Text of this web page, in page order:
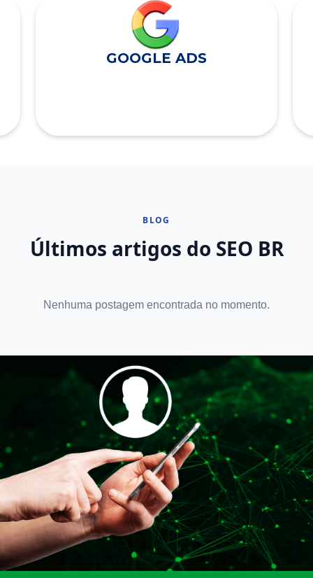
GOOGLE ADS
BLOG
Últimos artigos do SEO BR
Nenhuma postagem encontrada no momento.